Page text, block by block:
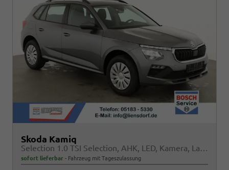
Skoda Kamiq
Selection 1.0 TSI Selection, AHK, LED, Kamera, Ladeboden, Winter
sofort lieferbar Fahrzeug mit Tageszulassung